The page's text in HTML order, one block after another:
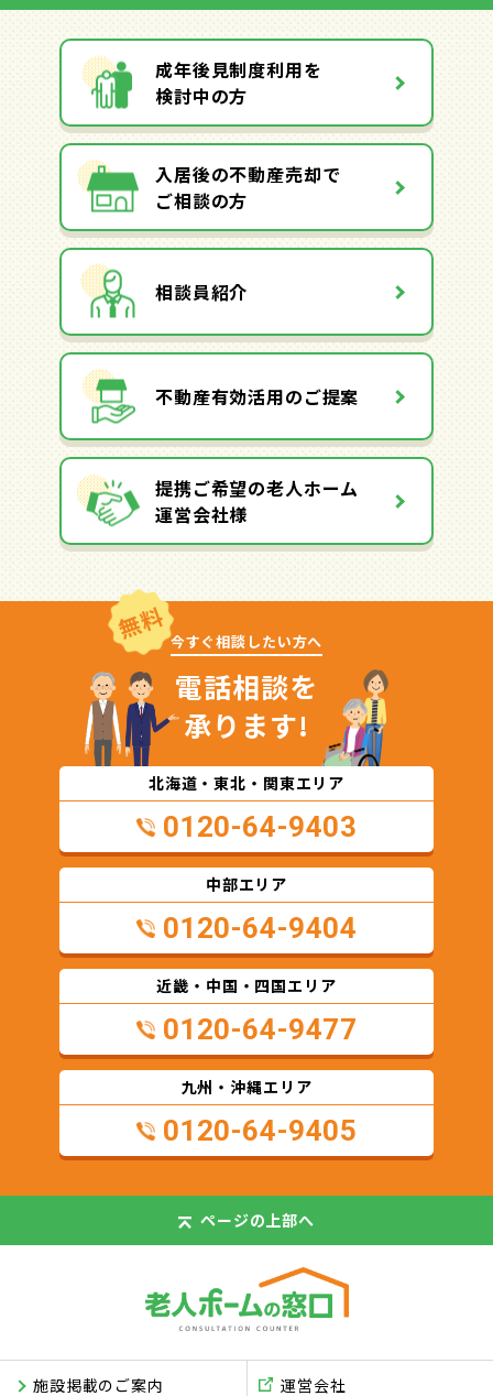
成年後見制度利用を
検討中の方
入居後の不動産売却で
ご相談の方
相談員紹介
不動産有効活用のご提案
提携ご希望の老人ホーム
運営会社様
無料 今すぐ相談したい方へ
電話相談を
承ります!
北海道・東北・関東エリア
0120-64-9403
中部エリア
0120-64-9404
近畿・中国・四国エリア
0120-64-9477
九州・沖縄エリア
0120-64-9405
ページの上部へ
施設掲載のご案内 運営会社